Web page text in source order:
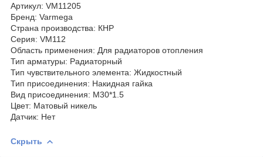
Артикул: VM11205
Бренд: Varmega
Страна производства: КНР
Серия: VM112
Область применения: Для радиаторов отопления
Тип арматуры: Радиаторный
Тип чувствительного элемента: Жидкостный
Тип присоединения: Накидная гайка
Вид присоединения: M30*1.5
Цвет: Матовый никель
Датчик: Нет
Скрыть